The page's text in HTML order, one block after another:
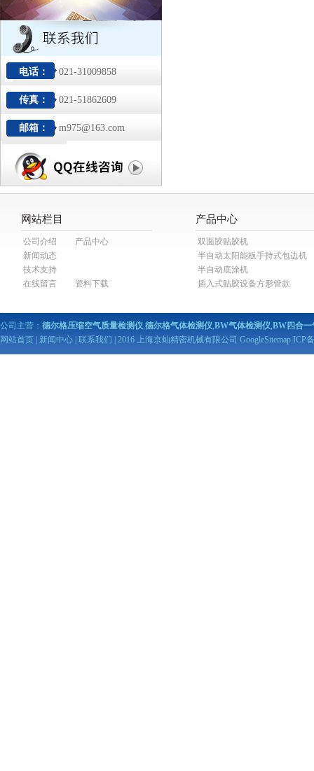
电话： 021-31009858
传真： 021-51862609
邮箱： m975@163.com
网站栏目
公司介绍
产品中心
新闻动态
技术支持
在线留言
资料下载
产品中心
双面胶贴胶机
半自动太阳能板手持式包边机
半自动底涂机
插入式贴胶设备方形管款
公司主营： 德尔格压缩空气质量检测仪,德尔格气体检测仪,BW气体检测仪,BW四合一
网站首页
新闻中心 联系我们 | 2016 上海京灿精密机械有限公司 GoogleSitemap ICP